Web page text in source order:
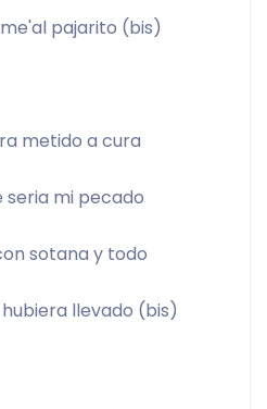
pajarito (bis)
metido a cura
seria mi pecado
sotana y todo
llevado (bis)